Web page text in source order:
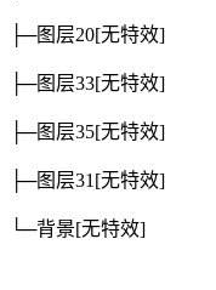
├─图层20[无特效]
├─图层33[无特效]
├─图层35[无特效]
├─图层31 [无特效]
└─背景[无特效]